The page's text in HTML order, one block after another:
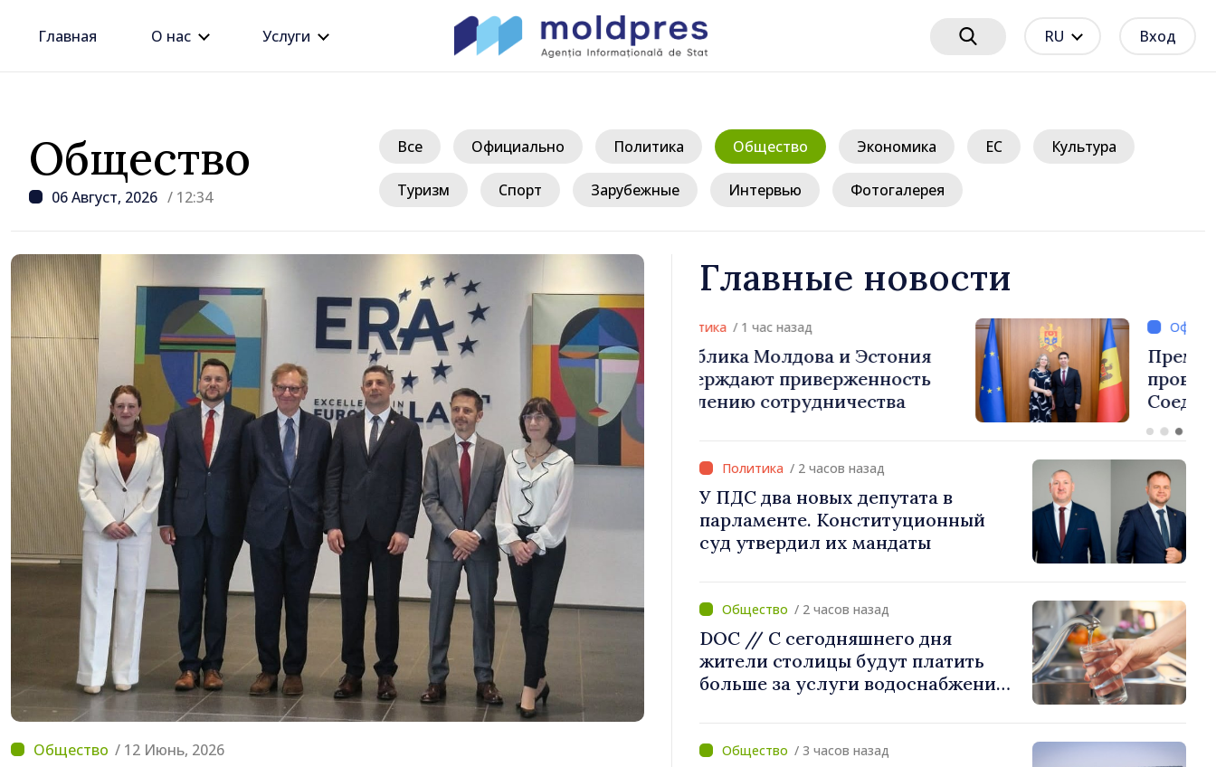
Главная О нас Услуги RU Вход
Общество
06 Август, 2026 / 12:34
Все Официально Политика Общество Экономика ЕС Культура
Туризм Спорт Зарубежные Интервью Фотогалерея
/ 12 Июнь, 2026
Главные новости
/ 1 час назад
Республика Молдова и Эстония
подтверждают приверженность
укреплению сотрудничества
/ 1 час назад
Премьер-министр Василе Тофан
провёл встречу с послом
Соединённого Королевства
/ 2 часов назад
У ПДС два новых депутата в
парламенте. Конституционный
суд утвердил их мандаты
/ 2 часов назад
DOC // С сегодняшнего дня
жители столицы будут платить
больше за услуги водоснабжения
/ 3 часов назад